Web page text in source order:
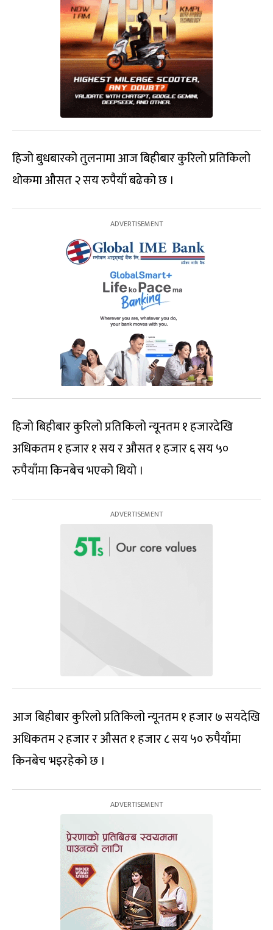
हिजो बुधबारको तुलनामा आज बिहीबार कुरिलो प्रतिकिलो
थोकमा औसत २ सय रुपैयाँ बढेको छ ।
हिजो बिहीबार कुरिलो प्रतिकिलो न्यूनतम १ हजारदेखि
अधिकतम १ हजार १ सय र औसत १ हजार ६ सय ५०
रुपैयाँमा किनबेच भएको थियो ।
आज बिहीबार कुरिलो प्रतिकिलो न्यूनतम १ हजार ७ सयदेखि
अधिकतम २ हजार र औसत १ हजार ८ सय ५० रुपैयाँमा
किनबेच भइरहेको छ ।